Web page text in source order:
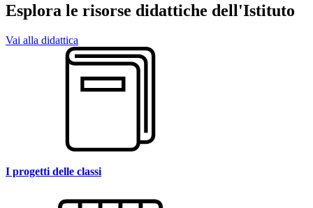
Esplora le risorse didattiche dell'Istituto
Vai alla didattica
I progetti delle classi